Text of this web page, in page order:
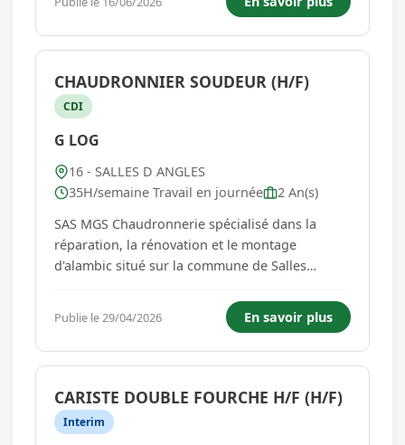
CHAUDRONNIER SOUDEUR (H/F)
CDI
G LOG
16 - SALLES D ANGLES
35H/semaine Travail en journée
2 An(s)
SAS MGS Chaudronnerie spécialisé dans la
réparation, la rénovation et le montage
d'alambic situé sur la commune de Salles
SOUDEUR H/F avec expérience. Vous devrez
exécuter les missions qui vous seront confiées
avec le triple souci de sécurité, d'eff...
Publie le 29/04/2026 En savoir plus
CARISTE DOUBLE FOURCHE H/F (H/F)
Interim